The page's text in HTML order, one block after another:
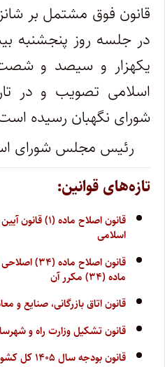
قانون فوق مشتمل بر
در جلسه روز پنجشنبه
یکهزار و سیصد و
شورای نگهبان رسیده
رئیس مجلس شورای
تازه‌های قوانین:
قانون اصلاح
اسلامی
ماده (۳۴) مکرر آن
قانون اتاق بازرگانی، صنایع و
قانون تشکیل وزارت راه و
قانون بودجه سال ۱۴۰۵ کل کشور